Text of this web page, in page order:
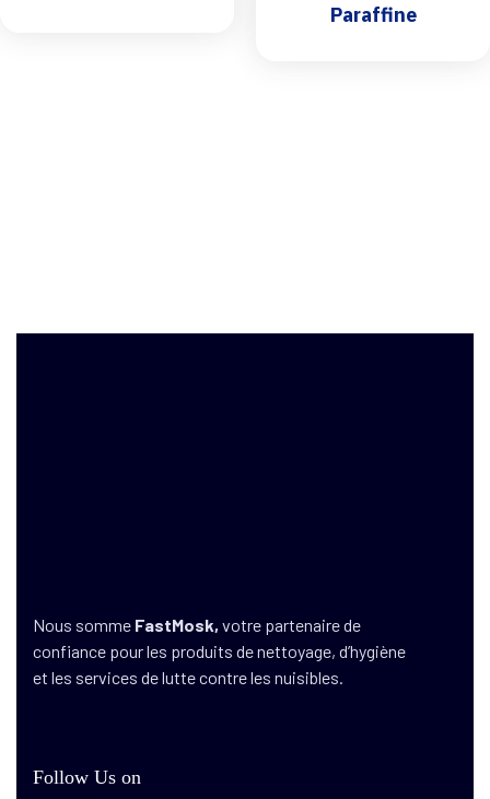
Paraffine
Nous somme FastMosk, votre partenaire de
confiance pour les produits de nettoyage, d’hygiène
et les services de lutte contre les nuisibles.
Follow Us on